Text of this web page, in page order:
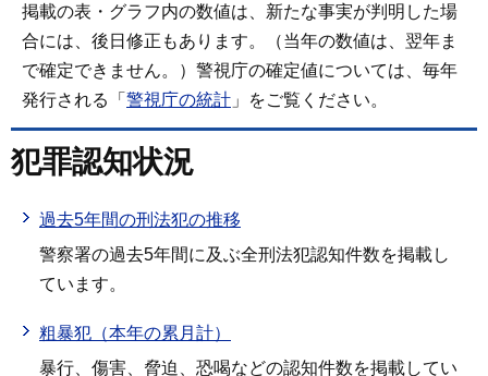
掲載の表・グラフ内の数値は、新たな事実が判明した場
合には、後日修正もあります。（当年の数値は、翌年ま
で確定できません。）警視庁の確定値については、毎年
発行される「 警視庁の統計 」をご覧ください。
犯罪認知状況
過去5年間の刑法犯の推移
警察署の過去5年間に及ぶ全刑法犯認知件数を掲載し
ています。
粗暴犯（本年の累月計）
暴行、傷害、脅迫、恐喝などの認知件数を掲載してい